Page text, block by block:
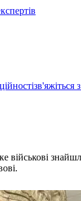
зв'яжіться
військові